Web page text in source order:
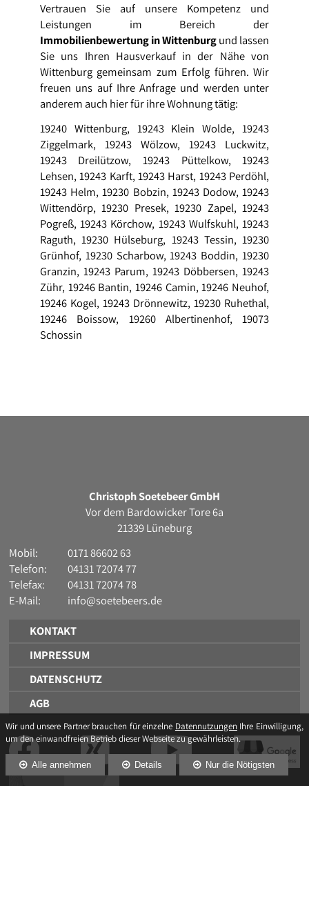
Vertrauen Sie auf unsere Kompetenz und
Leistungen im Bereich der
Immobilienbewertung in Wittenburgund lassen
Sie uns Ihren Hausverkauf in der Nähe von
Wittenburg gemeinsam zum Erfolg führen. Wir
freuen uns auf Ihre Anfrage und werden unter
anderem auch hier für ihre Wohnung tätig:
19240 Wittenburg, 19243 Klein Wolde, 19243
Ziggelmark, 19243 Wölzow, 19243 Luckwitz,
19243 Dreilützow, 19243 Püttelkow, 19243
Lehsen, 19243 Karft, 19243 Harst, 19243 Perdöhl,
19243 Helm, 19230 Bobzin, 19243 Dodow, 19243
Wittendörp, 19230 Presek, 19230 Zapel, 19243
Pogreß, 19243 Körchow, 19243 Wulfskuhl, 19243
Raguth, 19230 Hülseburg, 19243 Tessin, 19230
Grünhof, 19230 Scharbow, 19243 Boddin, 19230
Granzin, 19243 Parum, 19243 Döbbersen, 19243
Zühr, 19246 Bantin, 19246 Camin, 19246 Neuhof,
19246 Kogel, 19243 Drönnewitz, 19230 Ruhethal,
19246 Boissow, 19260 Albertinenhof, 19073
Schossin
Christoph Soetebeer GmbH
Vor dem Bardowicker Tore 6a
21339 Lüneburg
Mobil:
0171 86602 63
Telefon:
04131 72074 77
Telefax:
04131 72074 78
E-Mail:
info@soetebeers.de
KONTAKT
IMPRESSUM
DATENSCHUTZ
AGB
Wir und unsere Partner brauchen für einzelne DatennutzungenIhre Einwilligung,
um den einwandfreien Betrieb dieser Webseite zu gewährleisten.
Alle annehmen Details Nur die Nötigsten